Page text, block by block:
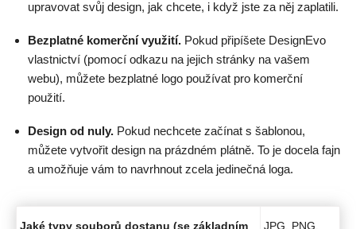
upravovat svůj design, jak chcete, i když jste za něj zaplatili.
Bezplatné komerční využití. Pokud připíšete DesignEvo
vlastnictví (pomocí odkazu na jejich stránky na vašem
webu), můžete bezplatné logo používat pro komerční
použití.
Design od nuly. Pokud nechcete začínat s šablonou,
můžete vytvořit design na prázdném plátně. To je docela fajn
a umožňuje vám to navrhnout zcela jedinečná loga.
Jaké typy souborů dostanu (se základním
JPG, PNG,